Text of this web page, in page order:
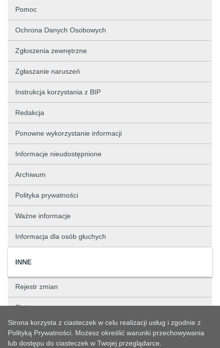
Pomoc
Ochrona Danych Osobowych
Zgłoszenia zewnętrzne
Zgłaszanie naruszeń
Instrukcja korzystania z BIP
Redakcja
Ponowne wykorzystanie informacji
Informacje nieudostępnione
Archiwum
Polityka prywatności
Ważne informacje
Informacja dla osób głuchych
INNE
Rejestr zmian
Status sprawy
Strona korzysta z ciasteczek w celu realizacji usług i zgodnie z
Polityką Prywatności. Możesz określić warunki przechowywania
lub dostępu do ciasteczek w Twojej przeglądarce.